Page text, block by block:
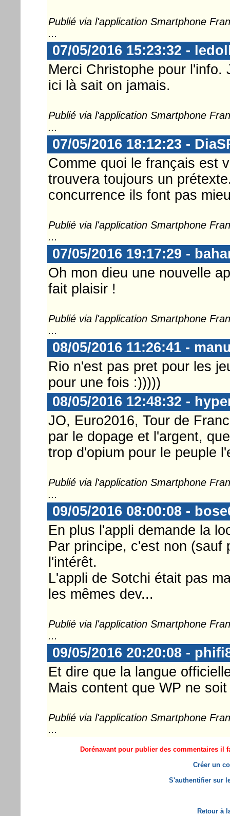
Publié via l'application Smartphone
...
07/05/2016 15:23:32 -
Merci Christophe pour l'info.
ici là sait on jamais.
Publié via l'application Smartphone
...
07/05/2016 18:12:23 -
Comme quoi le français est
trouvera toujours un
concurrence ils font pas
Publié via l'application Smartphone
...
07/05/2016 19:17:29 -
Oh mon dieu une nouvelle
fait plaisir !
Publié via l'application Smartphone
...
08/05/2016 11:26:41 -
Rio n'est pas pret pour les
pour une fois :)))))
08/05/2016 12:48:32 -
JO, Euro2016, Tour de
par le dopage et l'argent,
trop d'opium pour le peuple
Publié via l'application Smartphone
...
09/05/2016 08:00:08 -
En plus l'appli demande la
Par principe, c'est non (sauf
l'intérêt.
L'appli de Sotchi était pas
les mêmes dev...
Publié via l'application Smartphone
...
09/05/2016 20:20:08 -
Et dire que la langue
Mais content que WP ne
Publié via l'application Smartphone
...
Dorénavant pour publier des commentaires il
Créer un
S'authentifier sur
Retour à